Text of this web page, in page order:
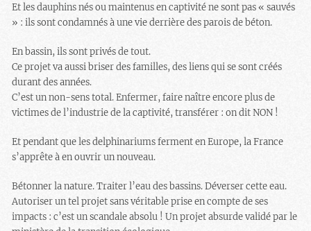
Et les dauphins nés ou maintenus en captivité ne sont pas « sauvés
» : ils sont condamnés à une vie derrière des parois de béton.
En bassin, ils sont privés de tout.
Ce projet va aussi briser des familles, des liens qui se sont créés
durant des années.
C’est un non-sens total. Enfermer, faire naître encore plus de
victimes de l’industrie de la captivité, transférer : on dit NON !
Et pendant que les delphinariums ferment en Europe, la France
s’apprête à en ouvrir un nouveau.
Bétonner la nature. Traiter l’eau des bassins. Déverser cette eau.
Autoriser un tel projet sans véritable prise en compte de ses
impacts : c’est un scandale absolu ! Un projet absurde validé par le